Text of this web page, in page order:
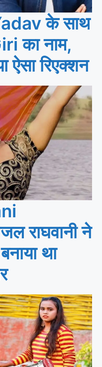
के साथ
का नाम,
ऐसा रिएक्शन
राघवानी ने
था